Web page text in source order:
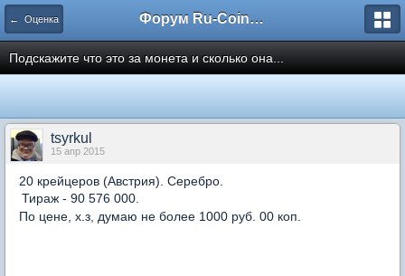
← Оценка Форум Ru-Coin.ru
Подскажите что это за монета и сколько она...
tsyrkul
15 апр 2015
20 крейцеров (Австрия). Серебро.
Тираж - 90 576 000.
По цене, х.з, думаю не более 1000 руб. 00 коп.